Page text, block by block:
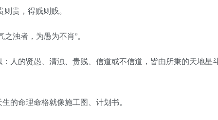
贵，得贱则贱。
浊者，为愚为不肖”。
人的贤愚、清浊、贵贱、信道或不信道，皆由所秉的天地星
的命理命格就像施工图、计划书。